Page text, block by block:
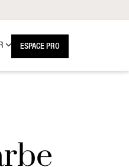
ESPACE PRO